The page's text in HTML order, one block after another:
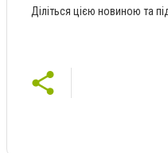
Діліться цією новиною та